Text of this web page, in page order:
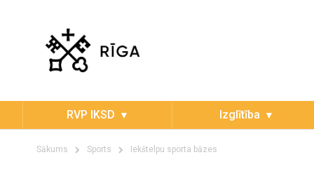
RVP IKSD Izglītība
Sākums Sports Iekštelpu sporta bāzes